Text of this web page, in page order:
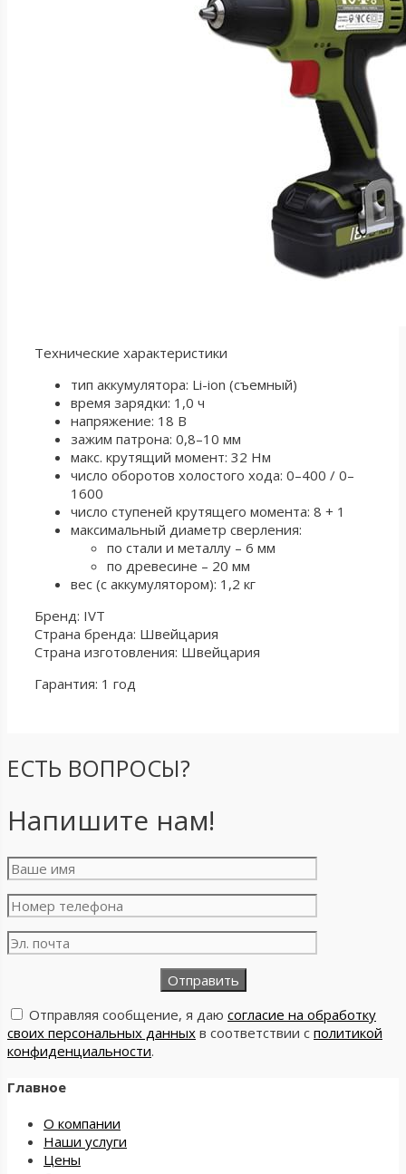
Технические характеристики
тип аккумулятора: Li-ion (съемный)
время зарядки: 1,0 ч
напряжение: 18 В
зажим патрона: 0,8–10 мм
макс. крутящий момент: 32 Нм
число оборотов холостого хода: 0–400 / 0–
1600
число ступеней крутящего момента: 8 + 1
максимальный диаметр сверления:
по стали и металлу – 6 мм
по древесине – 20 мм
вес (с аккумулятором): 1,2 кг
Бренд: IVT
Страна бренда: Швейцария
Страна изготовления: Швейцария
Гарантия: 1 год
ЕСТЬ ВОПРОСЫ?
Напишите нам!
Отправляя сообщение, я даю согласие на обработку
своих персональных данных в соответствии с политикой
конфиденциальности.
Главное
О компании
Наши услуги
Цены